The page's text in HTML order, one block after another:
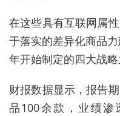
在这些具有互联网属
于落实的差异化商品力
年开始制定的四大战略
财报数据显示，报告
品100余款，业绩